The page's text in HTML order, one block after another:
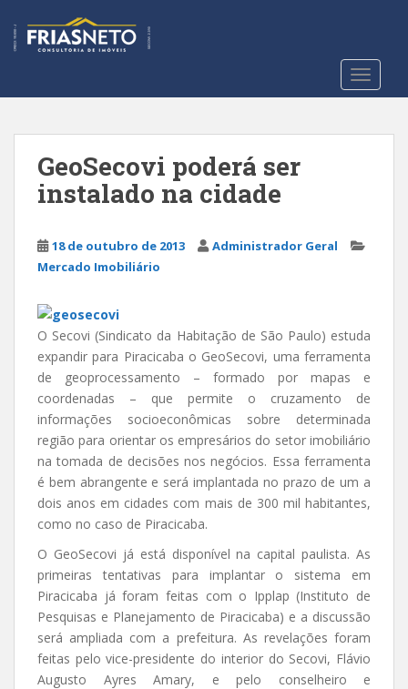
t
GeoSecovi poderá ser
instalado na cidade
18 de outubro de 2013
Administrador Geral
Mercado Imobiliário
O Secovi (Sindicato da Habitação de São Paulo) estuda
expandir para Piracicaba o GeoSecovi, uma ferramenta
de geoprocessamento – formado por mapas e
coordenadas – que permite o cruzamento de
informações socioeconômicas sobre determinada
região para orientar os empresários do setor imobiliário
na tomada de decisões nos negócios. Essa ferramenta
é bem abrangente e será implantada no prazo de um a
dois anos em cidades com mais de 300 mil habitantes,
como no caso de Piracicaba.
O GeoSecovi já está disponível na capital paulista. As
primeiras tentativas para implantar o sistema em
Piracicaba já foram feitas com o Ipplap (Instituto de
Pesquisas e Planejamento de Piracicaba) e a discussão
será ampliada com a prefeitura. As revelações foram
feitas pelo vice-presidente do interior do Secovi, Flávio
Augusto Ayres Amary, e pelo conselheiro e